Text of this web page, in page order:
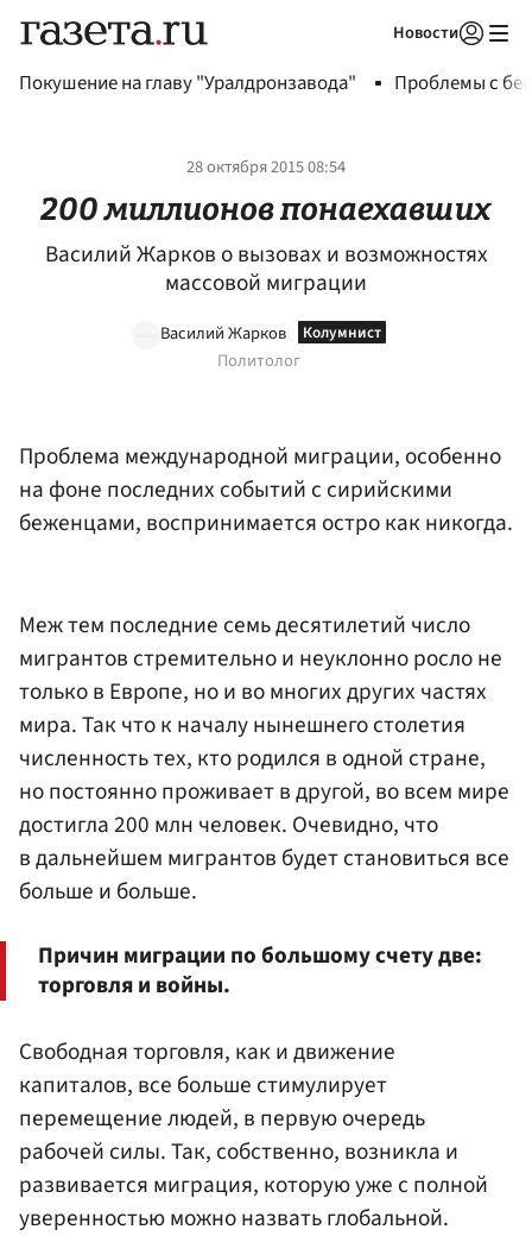
Новости
Покушение на главу "Уралдронзавода" Проблемы с
28 октября 2015 08:54
200 миллионов понаехавших
Василий Жарков о вызовах и возможностях
массовой миграции
Василий Жарков
Политолог
Проблема международной миграции, особенно
на фоне последних событий с сирийскими
беженцами, воспринимается остро как никогда.
Меж тем последние семь десятилетий число
мигрантов стремительно и неуклонно росло не
только в Европе, но и во многих других частях
мира. Так что к началу нынешнего столетия
численность тех, кто родился в одной стране,
но постоянно проживает в другой, во всем мире
достигла 200 млн человек. Очевидно, что
в дальнейшем мигрантов будет становиться все
больше и больше.
Причин миграции по большому счету две:
торговля и войны.
Свободная торговля, как и движение
капиталов, все больше стимулирует
перемещение людей, в первую очередь
рабочей силы. Так, собственно, возникла и
развивается миграция, которую уже с полной
уверенностью можно назвать глобальной.